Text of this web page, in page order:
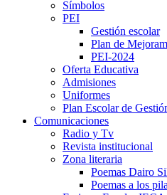
Símbolos
PEI
Gestión escolar
Plan de
PEI-2024
Oferta Educativa
Admisiones
Uniformes
Plan Escolar de
Comunicaciones
Radio y Tv
Revista institucional
Zona literaria
Poemas Dairo
Poemas a los